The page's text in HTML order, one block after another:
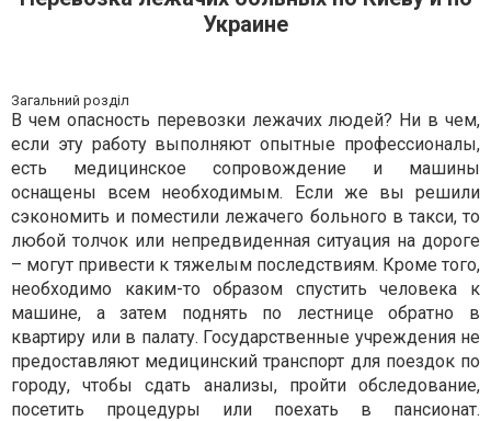
Украине
Загальний розділ
В чем опасность перевозки лежачих людей? Ни в чем,
если эту работу выполняют опытные профессионалы,
есть медицинское сопровождение и машины
оснащены всем необходимым. Если же вы решили
сэкономить и поместили лежачего больного в такси, то
любой толчок или непредвиденная ситуация на дороге
– могут привести к тяжелым последствиям. Кроме того,
необходимо каким-то образом спустить человека к
машине, а затем поднять по лестнице обратно в
квартиру или в палату. Государственные учреждения не
предоставляют медицинский транспорт для поездок по
городу, чтобы сдать анализы, пройти обследование,
посетить процедуры или поехать в пансионат.